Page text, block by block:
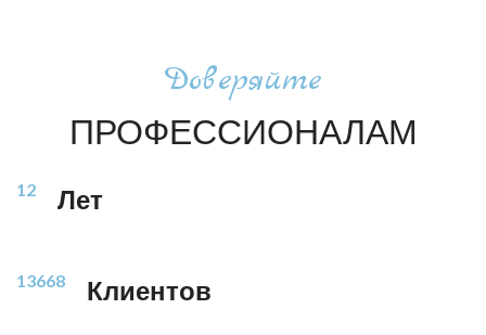
Доверяйте
ПРОФЕССИОНАЛАМ
12 Лет
13668 Клиентов